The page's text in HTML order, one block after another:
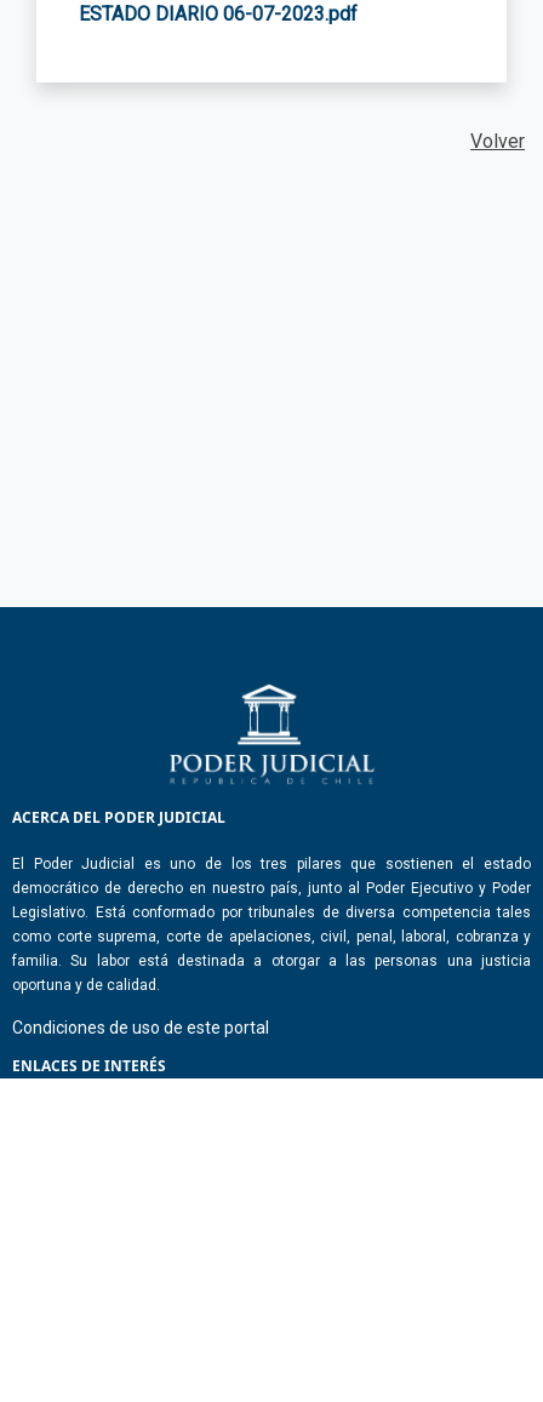
ESTADO DIARIO 06-07-2023.pdf
Volver
ACERCA DEL PODER JUDICIAL
El Poder Judicial es uno de los tres pilares que sostienen el estado
democrático de derecho en nuestro país, junto al Poder Ejecutivo y Poder
Legislativo. Está conformado por tribunales de diversa competencia tales
como corte suprema, corte de apelaciones, civil, penal, laboral, cobranza y
familia. Su labor está destinada a otorgar a las personas una justicia
oportuna y de calidad.
Condiciones de uso de este portal
ENLACES DE INTERÉS